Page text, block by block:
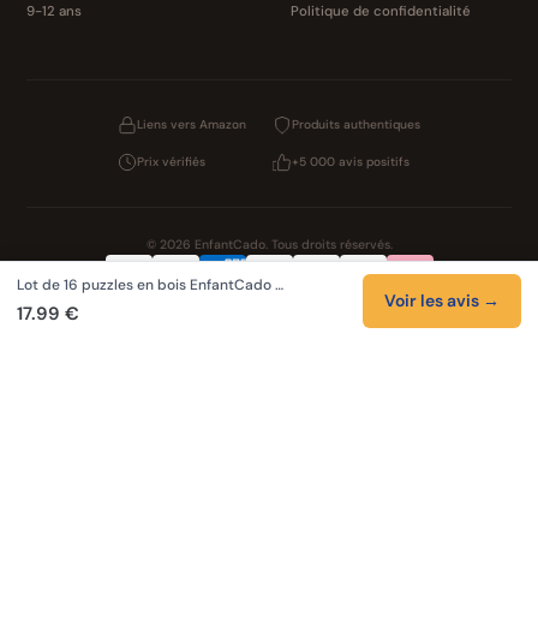
9-12 ans Politique de confidentialité
Liens vers Amazon Produits authentiques
Prix vérifiés +5 000 avis positifs
© 2026 EnfantCado. Tous droits réservés.
ConfidentialitéCGVCookies Mentions légales
Lot de 16 puzzles en bois EnfantCado …
17.99 €
Voir les avis →